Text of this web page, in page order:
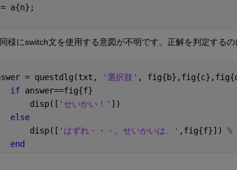
a{n};
同様にswitch文を使用する意図が不明です。正解を判定するの
= questdlg(txt,
'選択肢' ,
if answer==fig{f}
disp([
'せいかい！' ])
else
disp([
'はずれ・・・。せいかいは、' ,fig{f}]) %
end